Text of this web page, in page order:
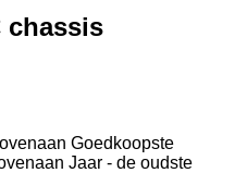
chassis
Goedkoopste
Jaar - de oudste